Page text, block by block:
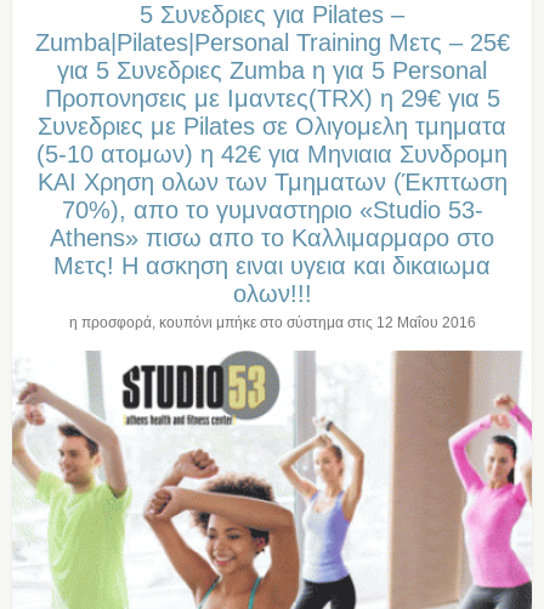
5 Συνεδριες για Pilates –
Zumba|Pilates|Personal Training Μετς – 25€
για 5 Συνεδριες Zumba η για 5 Personal
Προπονησεις με Ιμαντες(TRX) η 29€ για 5
Συνεδριες με Pilates σε Ολιγομελη τμηματα
(5-10 ατομων) η 42€ για Μηνιαια Συνδρομη
ΚΑΙ Χρηση ολων των Τμηματων (Έκπτωση
70%), απο το γυμναστηριο «Studio 53-
Athens» πισω απο το Καλλιμαρμαρο στο
Μετς! Η ασκηση ειναι υγεια και δικαιωμα
ολων!!!
η προσφορά, κουπόνι μπήκε στο σύστημα στις 12 Μαΐου 2016